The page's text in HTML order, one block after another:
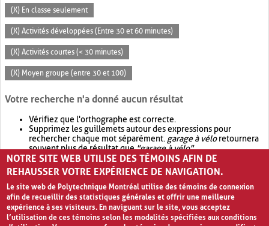
(X) En classe seulement
(X) Activités développées (Entre 30 et 60 minutes)
(X) Activités courtes (< 30 minutes)
(X) Moyen groupe (entre 30 et 100)
Votre recherche n'a donné aucun résultat
Vérifiez que l'orthographe est correcte.
Supprimez les guillemets autour des expressions pour
rechercher chaque mot séparément. garage à véloretournera
souvent plus de résultat que"garage à vélo".
Envisagez d'élargir votre recherche avec OR.garage OR vélo
retournera souvent plus de résultat quegarage à vélo
NOTRE SITE WEB UTILISE DES TÉMOINS AFIN DE
REHAUSSER VOTRE EXPÉRIENCE DE NAVIGATION.
Le site web de Polytechnique Montréal utilise des témoins de connexion
afin de recueillir des statistiques générales et offrir une meilleure
expérience à ses visiteurs. En naviguant sur le site, vous acceptez
l’utilisation de ces témoins selon les modalités spécifiées aux conditions